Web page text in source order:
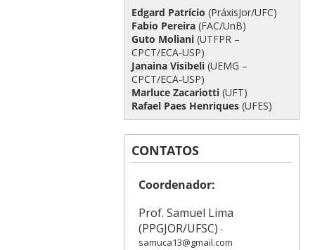
Edgard Patrício (PráxisJor/UFC)
Fabio Pereira(FAC/UnB)
Guto Moliani(UTFPR –
CPCT/ECA-USP)
Janaina Visibeli(UEMG –
CPCT/ECA-USP)
Marluce Zacariotti(UFT)
Rafael Paes Henriques(UFES)
CONTATOS
Coordenador:
Prof. Samuel Lima
(PPGJOR/UFSC) -
samuca13@gmail.com